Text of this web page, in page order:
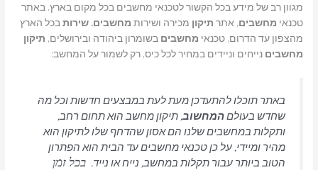
מגוון רב של מידע בכל הקשור לטכנאי מחשבים בכל מקום בארץ. באתר
טכנאימחשבים, אתרתיקוןמכירה ושירותמחשבים. שירותבכל הארץ
מהצפון עד הדרום, טכנאימחשביםבשומרון ביהודה ובירושלים,תיקון
מחשביםנייחים וניידים במחיר לכל כיס, רק לשמור על המחשב:
באתר תוכלו להתעדכן מעת לעת במבצעים חדשות וכל מה
שחדש בעולםהמחשוב, תיקון מחשב הוא תחום רחב,
ותקלות במחשבים שלנו הם אסון שהדחף שלו לתיקון הוא
מהיר ומיידי, על כן טכנאי מחשבים עד הבית הוא הפתרון
הטוב ביותר עבור תקלות במחשב, נייח או נייד.בכל זמן